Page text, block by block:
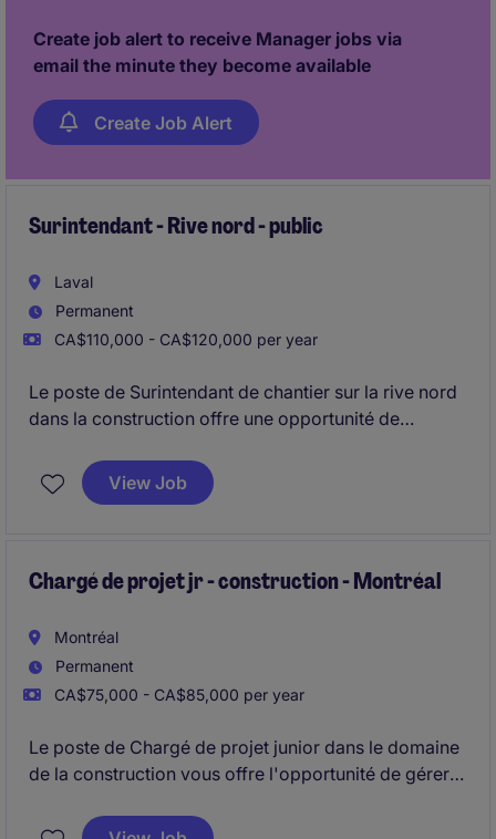
Create job alert to receive Manager jobs via
email the minute they become available
Create Job Alert
Surintendant - Rive nord - public
Laval
Permanent
CA$110,000 - CA$120,000 per year
Le poste de Surintendant de chantier sur la rive nord
dans la construction offre une opportunité de
serez responsable de gérer les opérations sur le
chantier tout en assurant le respect des échéanciers
View Job
Chargé de projet jr - construction - Montréal
Montréal
Permanent
CA$75,000 - CA$85,000 per year
Le poste de Chargé de projet junior dans le domaine
de la construction vous offre l'opportunité de gérer
Vous serez responsable de superviser les différentes